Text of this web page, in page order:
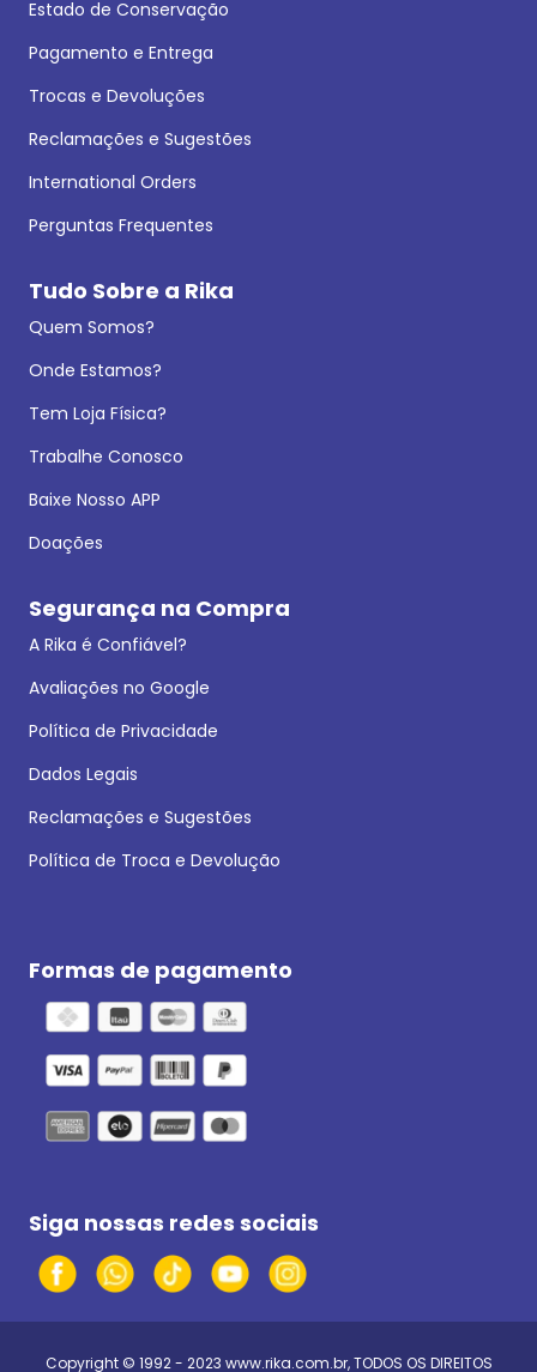
Estado de Conservação
Pagamento e Entrega
Trocas e Devoluções
Reclamações e Sugestões
International Orders
Perguntas Frequentes
Tudo Sobre a Rika
Quem Somos?
Onde Estamos?
Tem Loja Física?
Trabalhe Conosco
Baixe Nosso APP
Doações
Segurança na Compra
A Rika é Confiável?
Avaliações no Google
Política de Privacidade
Dados Legais
Reclamações e Sugestões
Política de Troca e Devolução
Formas de pagamento
Siga nossas redes sociais
Copyright © 1992 - 2023 www.rika.com.br, TODOS OS DIREITOS